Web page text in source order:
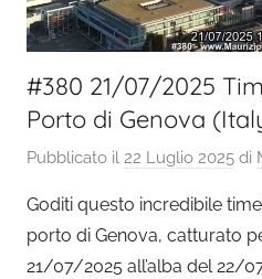
#380 21/07/2025
Porto di Genova
Pubblicato il 22 Luglio 2025 di
Goditi questo incredibile
porto di Genova, catturato
21/07/2025 all’alba del 22/